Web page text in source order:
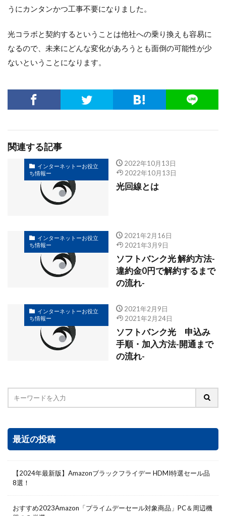
うにカンタンかつ工事不要になりました。
光コラボと契約するということは他社への乗り換えも容易に
なるので、未来にどんな変化があろうとも面倒の可能性が少
ないということになります。
関連する記事
インターネットーお役立
ち情報ー
2022年10月13日
2022年10月13日
光回線とは
インターネットーお役立
ち情報ー
2021年2月16日
2021年3月9日
ソフトバンク光 解約方法-
違約金0円で解約するまで
の流れ-
インターネットーお役立
ち情報ー
2021年2月9日
2021年2月24日
ソフトバンク光 申込み
手順・加入方法-開通まで
の流れ-
最近の投稿
【2024年最新版】Amazonブラックフライデー HDMI特選セール品
8選！
おすすめ2023Amazon「プライムデーセール対象商品」PC＆周辺機